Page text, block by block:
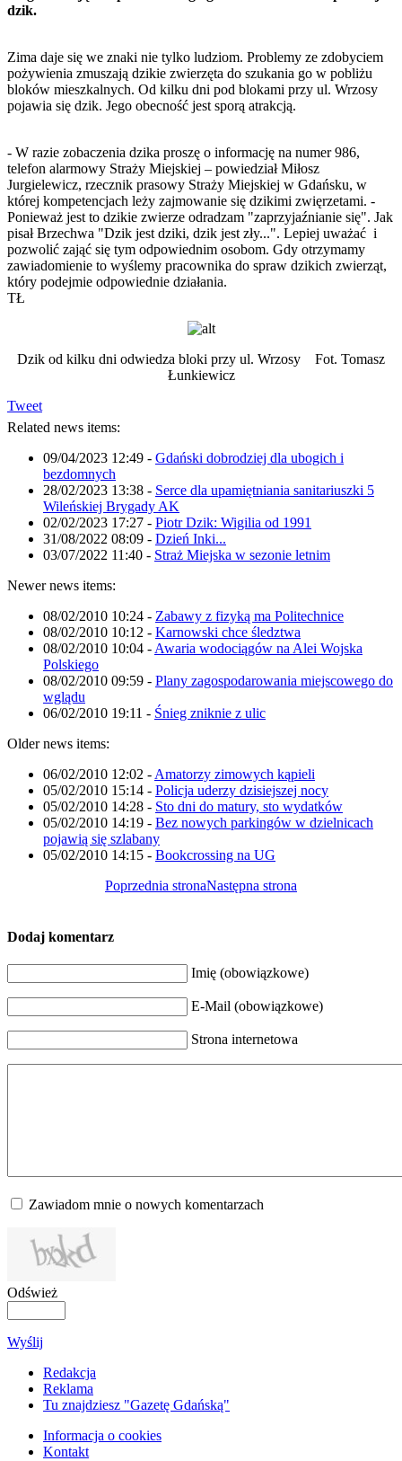
dzik.
Zima daje się we znaki nie tylko ludziom. Problemy ze zdobyciem
pożywienia zmuszają dzikie zwierzęta do szukania go w pobliżu
bloków mieszkalnych. Od kilku dni pod blokami przy ul. Wrzosy
pojawia się dzik. Jego obecność jest sporą atrakcją.
- W razie zobaczenia dzika proszę o informację na numer 986,
telefon alarmowy Straży Miejskiej – powiedział Miłosz
Jurgielewicz, rzecznik prasowy Straży Miejskiej w Gdańsku, w
której kompetencjach leży zajmowanie się dzikimi zwięrzetami. -
Ponieważ jest to dzikie zwierze odradzam "zaprzyjaźnianie się". Jak
pisał Brzechwa "Dzik jest dziki, dzik jest zły...". Lepiej uważać i
pozwolić zająć się tym odpowiednim osobom. Gdy otrzymamy
zawiadomienie to wyślemy pracownika do spraw dzikich zwierząt,
który podejmie odpowiednie działania.
TŁ
Dzik od kilku dni odwiedza bloki przy ul. Wrzosy Fot. Tomasz
Łunkiewicz
Tweet
Related news items:
09/04/2023 12:49 - Gdański dobrodziej dla ubogich i
bezdomnych
28/02/2023 13:38 - Serce dla upamiętniania sanitariuszki 5
Wileńskiej Brygady AK
02/02/2023 17:27 - Piotr Dzik: Wigilia od 1991
31/08/2022 08:09 - Dzień Inki...
03/07/2022 11:40 - Straż Miejska w sezonie letnim
Newer news items:
08/02/2010 10:24 - Zabawy z fizyką ma Politechnice
08/02/2010 10:12 - Karnowski chce śledztwa
08/02/2010 10:04 - Awaria wodociągów na Alei Wojska
Polskiego
08/02/2010 09:59 - Plany zagospodarowania miejscowego do
wglądu
06/02/2010 19:11 - Śnieg zniknie z ulic
Older news items:
06/02/2010 12:02 - Amatorzy zimowych kąpieli
05/02/2010 15:14 - Policja uderzy dzisiejszej nocy
05/02/2010 14:28 - Sto dni do matury, sto wydatków
05/02/2010 14:19 - Bez nowych parkingów w dzielnicach
pojawią się szlabany
05/02/2010 14:15 - Bookcrossing na UG
Poprzednia stronaNastępna strona
Dodaj komentarz
Imię (obowiązkowe)
E-Mail (obowiązkowe)
Strona internetowa
Zawiadom mnie o nowych komentarzach
Odśwież
Wyślij
Redakcja
Reklama
Tu znajdziesz "Gazetę Gdańską"
Informacja o cookies
Kontakt